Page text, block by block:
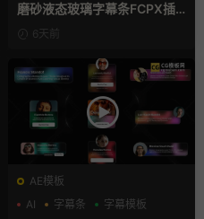
磨砂液态玻璃字幕条FCPX插
6天前
AE模板
AI
字幕条 字幕模板